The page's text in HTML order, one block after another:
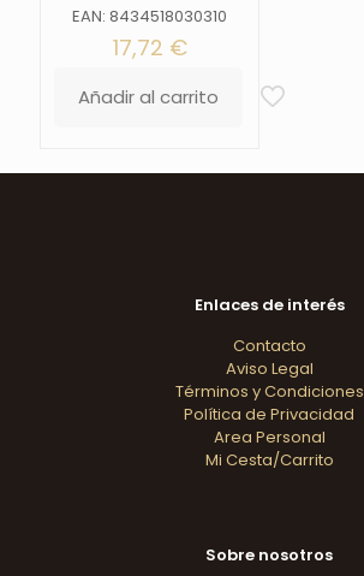
EAN: 8434518030310
17,72 €
Añadir al carrito
Enlaces de interés
Contacto
Aviso Legal
Términos y Condiciones
Política de Privacidad
Area Personal
Mi Cesta/Carrito
Sobre nosotros